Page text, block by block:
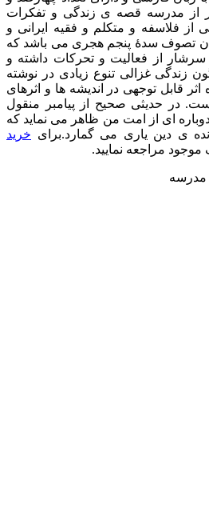
از مدرسه قصه ی زندگی و تفکرات
از فلاسفه و متکلم و فقیه ایرانی و
تصوف سدهٔ پنجم هجری می باشد که
سرشار از فعالیت و تحرکات داشته و
زندگی غزالی تنوع زیادی در نوشته
اثر قابل توجهی در اندیشه ها و اثرهای
در حدیثی صحیح از پیامبر منقول
ای از امت من ظاهر می نماید که
ی دین یاری می گمارد.برای خرید
موجود مراجعه نمایید.